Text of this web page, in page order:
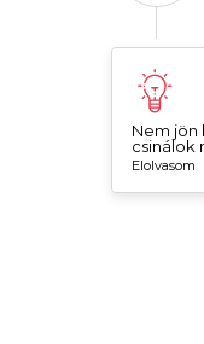
Nem jön
csinálok
Elolvasom